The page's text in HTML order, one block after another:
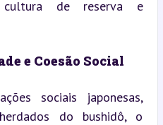
de reserva e
e Coesão Social
sociais japonesas,
do bushidô, o